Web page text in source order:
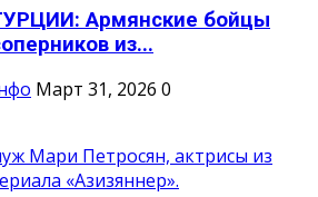
Армянские бойцы
из...
Март 31, 2026 0